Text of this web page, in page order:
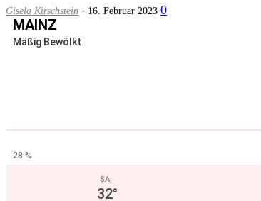
Gisela Kirschstein - 16. Februar 2023 0
MAINZ
Mäßig Bewölkt
28 %
SA.
32°